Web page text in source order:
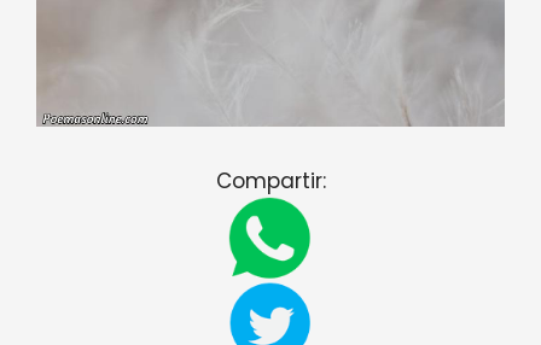
Compartir: